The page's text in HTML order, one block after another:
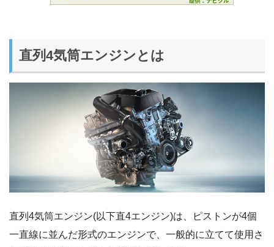
直列4気筒エンジンとは
直列4気筒エンジン(以下直4エンジン)は、ピストンが4個
一直線に並んだ形式のエンジンで、一般的に立てて使用さ